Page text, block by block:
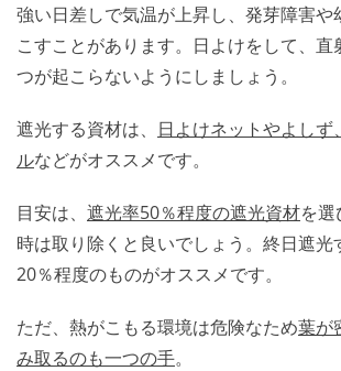
強い日差しで気温が上昇し、発芽障害や
こすことがあります。日よけをして、
つが起こらないようにしましょう。
遮光する資材は、 日よけネットやよしず
ルなどがオススメです。
目安は、 遮光率50％程度の遮光資材を
時は取り除くと良いでしょう。終日遮光
20％程度のものがオススメです。
ただ、熱がこもる環境は危険なため葉が
み取るのも一つの手。